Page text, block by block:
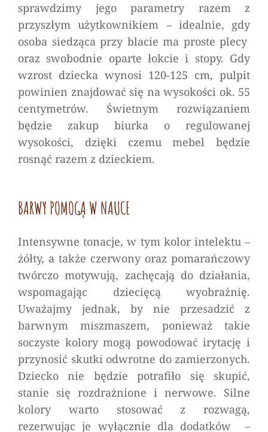
sprawdzimy jego parametry razem z
przyszłym użytkownikiem – idealnie, gdy
osoba siedząca przy blacie ma proste plecy
oraz swobodnie oparte łokcie i stopy. Gdy
wzrost dziecka wynosi 120-125 cm, pulpit
powinien znajdować się na wysokości ok. 55
centymetrów. Świetnym rozwiązaniem
będzie zakup biurka o regulowanej
wysokości, dzięki czemu mebel będzie
rosnąć razem z dzieckiem.
BARWY POMOGĄ W NAUCE
Intensywne tonacje, w tym kolor intelektu –
żółty, a także czerwony oraz pomarańczowy
twórczo motywują, zachęcają do działania,
wspomagając dziecięcą wyobraźnię.
Uważajmy jednak, by nie przesadzić z
barwnym miszmaszem, ponieważ takie
soczyste kolory mogą powodować irytację i
przynosić skutki odwrotne do zamierzonych.
Dziecko nie będzie potrafiło się skupić,
stanie się rozdrażnione i nerwowe. Silne
kolory warto stosować z rozwagą,
rezerwując je wyłącznie dla dodatków –